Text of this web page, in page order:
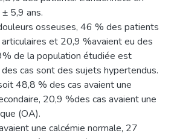
5,9 ans.
osseuses, 46 % des patients
et 20,9 %avaient eu des
de la population étudiée est
cas sont des sujets hypertendus.
48,8 % des cas avaient une
20,9 %des cas avaient une
(OA).
une calcémie normale, 27